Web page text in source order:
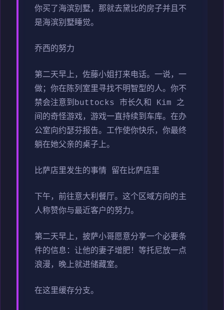
你买了海滨别墅，那就去黛比的房子并且不
是海滨别墅睡觉。
乔西的努力
第二天早上，佐藤小姐打来电话。一说，一
做；你在陈列室里寻找不明智型的人。你不
禁会注意到buttocks 市长久和 Kim 之
间的奇怪游戏，游戏一直持续到车库。在办
公室向约瑟芬报告。工作使你快乐，你最终
躺在她父亲的桌子上。
比萨店里发生的事情 留在比萨店里
下午，前往意大利餐厅。这个区域方向的主
人称赞你与最近客户的努力。
第二天早上，披萨小哥愿意分享一个必要条
件的信息：让他的妻子增肥！等托尼放一点
浪漫，晚上就进储藏室。
在这里缓存分支。